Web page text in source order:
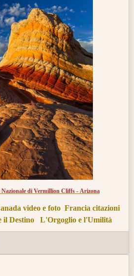
Nazionale di Vermillion Cliffs - Arizona
video e foto Francia citazioni
il Destino L'Orgoglio e l'Umilità